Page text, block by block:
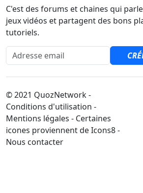
C'est des forums et chaines qui
jeux vidéos et partagent des bons
tutoriels.
Adresse email
© 2021 QuozNetwork -
Conditions d'utilisation -
Mentions légales - Certaines
icones proviennent de Icons8 -
Nous contacter